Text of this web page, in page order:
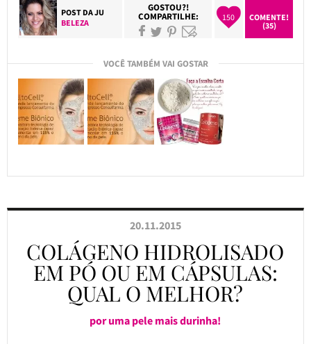
POST DAJU
BELEZA
GOSTOU?!
COMPARTILHE: 150
COMENTE!
(35)
VOCÊ TAMBÉM VAI GOSTAR
20.11.2015
COLÁGENO HIDROLISADO
EM PÓ OU EM CÁPSULAS:
QUAL O MELHOR?
por uma pele mais durinha!